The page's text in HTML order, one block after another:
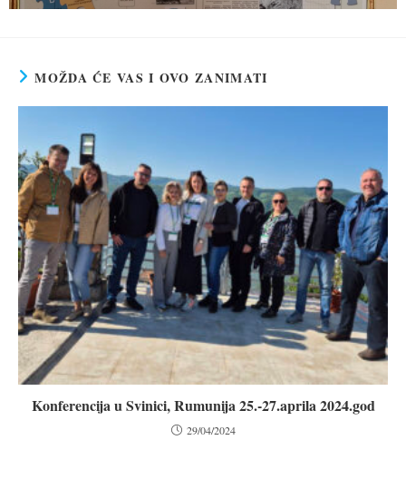
MOŽDA ĆE VAS I OVO ZANIMATI
Konferencija u Svinici, Rumunija 25.-27.aprila 2024.god
29/04/2024